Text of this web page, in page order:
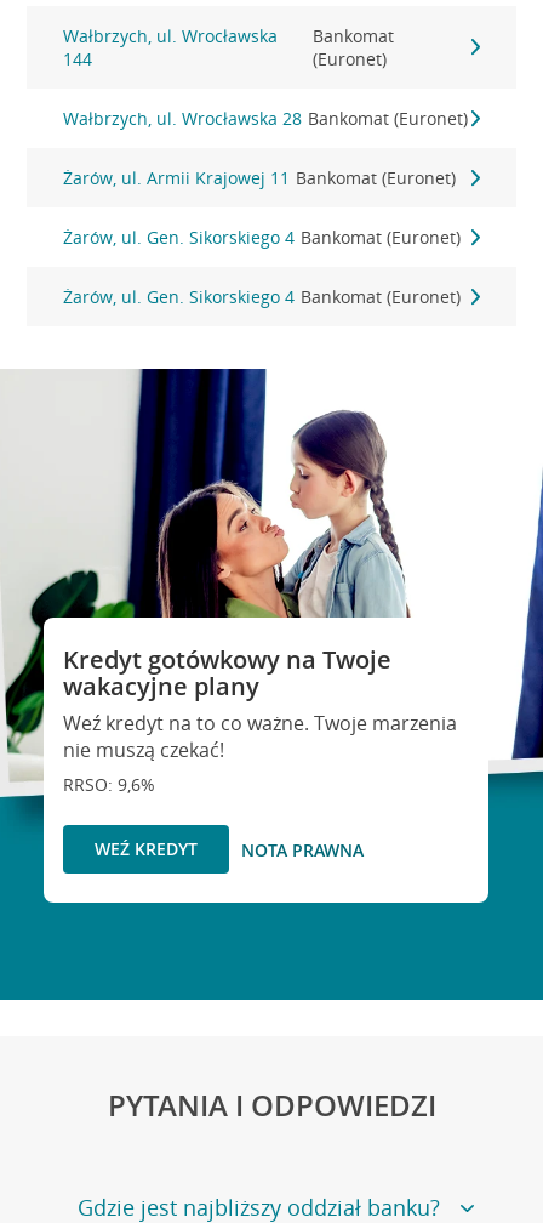
Wałbrzych, ul. Wrocławska
144
Bankomat
(Euronet)
Wałbrzych, ul. Wrocławska 28 Bankomat (Euronet)
Żarów, ul. Armii Krajowej 11 Bankomat (Euronet)
Żarów, ul. Gen. Sikorskiego 4 Bankomat (Euronet)
Żarów, ul. Gen. Sikorskiego 4 Bankomat (Euronet)
Kredyt gotówkowy na Twoje
wakacyjne plany
Weź kredyt na to co ważne. Twoje marzenia
nie muszą czekać!
RRSO: 9,6%
WEŹ KREDYT NOTA PRAWNA
PYTANIA I ODPOWIEDZI
Gdzie jest najbliższy oddział banku?